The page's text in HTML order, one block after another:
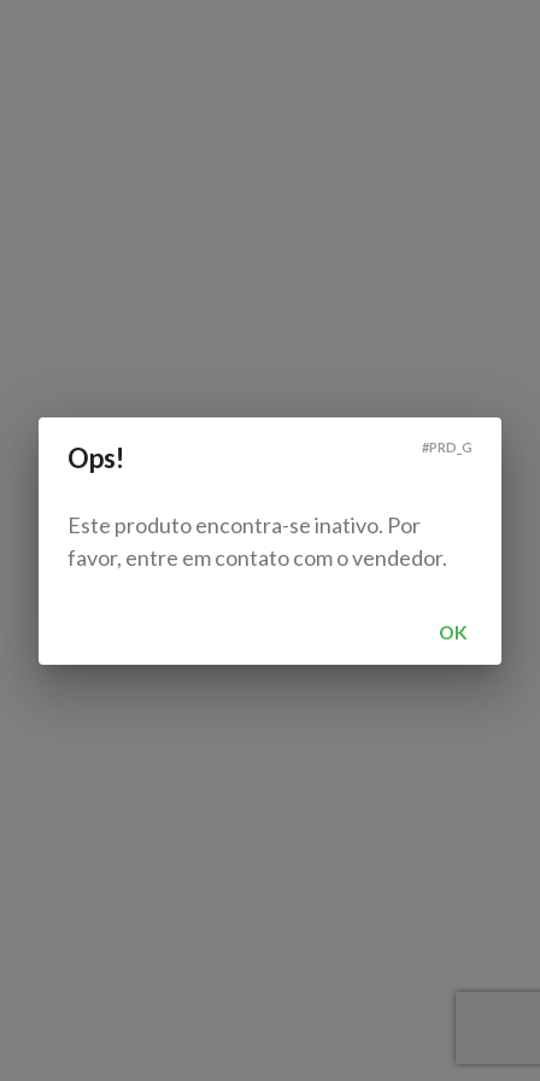
Ops! #PRD_G
Este produto encontra-se inativo. Por
favor, entre em contato com o vendedor.
OK